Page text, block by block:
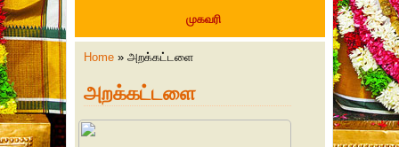
முகவரி
Home » அறக்கட்டளை
அறக்கட்டளை